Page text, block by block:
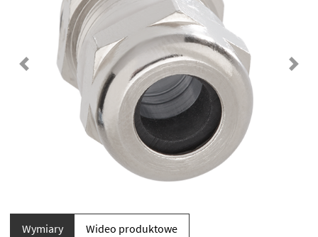
Previous Next
Wymiary
Wideo produktowe